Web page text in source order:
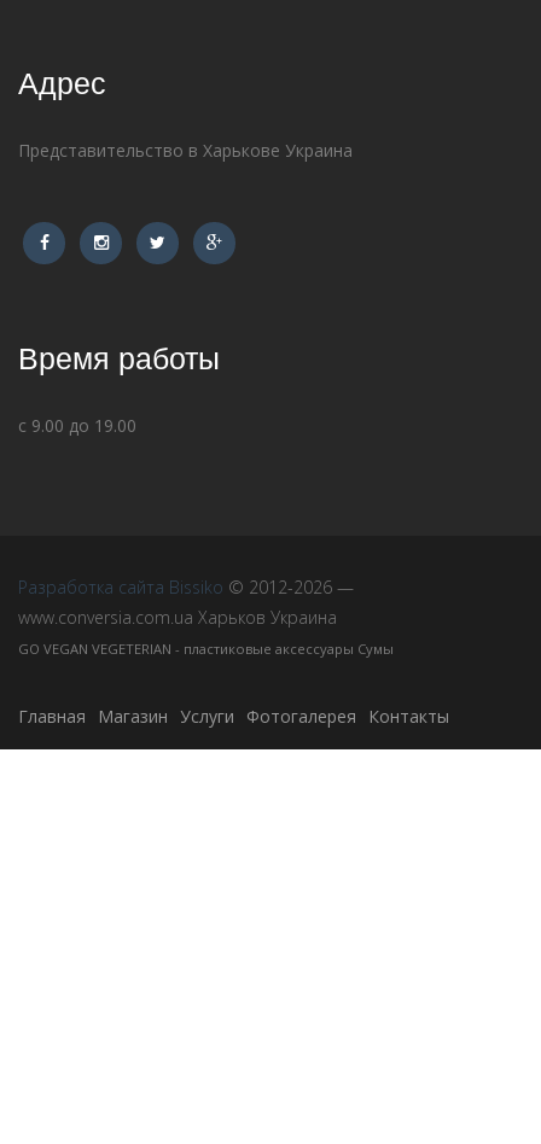
Адрес
Представительство в Харькове Украина
Время работы
с 9.00 до 19.00
Разработка сайта Bissiko © 2012-2026 —
www.conversia.com.ua Харьков Украина
GO VEGAN VEGETERIAN - пластиковые аксессуары Сумы
Главная Магазин Услуги Фотогалерея Контакты